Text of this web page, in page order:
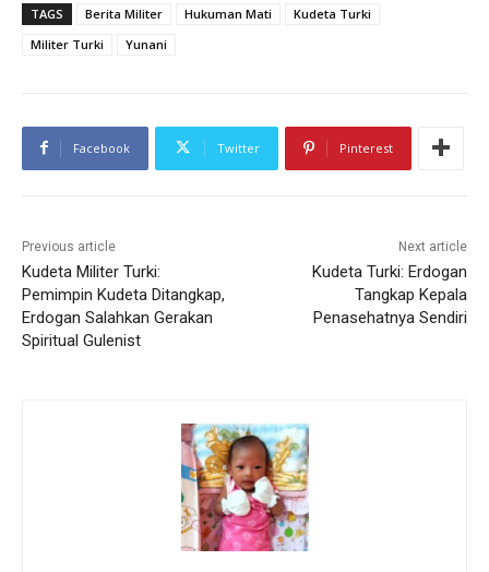
TAGS Berita Militer Hukuman Mati
Kudeta Turki
Militer Turki
Yunani
Facebook Twitter Pinterest
Previous article
Kudeta Militer Turki:
Pemimpin Kudeta Ditangkap,
Erdogan Salahkan Gerakan
Spiritual Gulenist
Next article
Kudeta Turki: Erdogan
Tangkap Kepala
Penasehatnya Sendiri